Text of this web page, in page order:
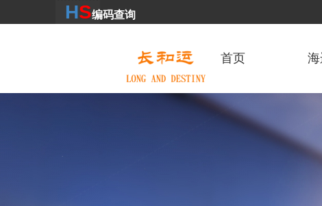
HS编码查询
首页